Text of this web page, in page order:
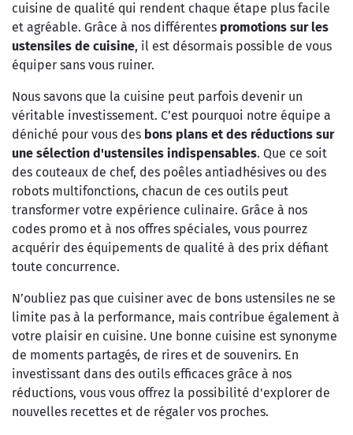
cuisine de qualité qui rendent chaque étape plus facile
et agréable. Grâce à nos différentes promotions sur les
ustensiles de cuisine, il est désormais possible de vous
équiper sans vous ruiner.
Nous savons que la cuisine peut parfois devenir un
véritable investissement. C’est pourquoi notre équipe a
déniché pour vous des bons plans et des réductions sur
une sélection d'ustensiles indispensables. Que ce soit
des couteaux de chef, des poêles antiadhésives ou des
robots multifonctions, chacun de ces outils peut
transformer votre expérience culinaire. Grâce à nos
codes promo et à nos offres spéciales, vous pourrez
acquérir des équipements de qualité à des prix défiant
toute concurrence.
N’oubliez pas que cuisiner avec de bons ustensiles ne se
limite pas à la performance, mais contribue également à
votre plaisir en cuisine. Une bonne cuisine est synonyme
de moments partagés, de rires et de souvenirs. En
investissant dans des outils efficaces grâce à nos
réductions, vous vous offrez la possibilité d'explorer de
nouvelles recettes et de régaler vos proches.